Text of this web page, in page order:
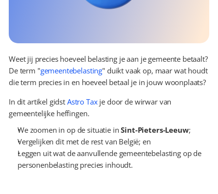
Weet jij precies hoeveel belasting je aan je gemeente betaalt?
De term "gemeentebelasting" duikt vaak op, maar wat houdt
die term precies in en hoeveel betaal je in jouw woonplaats?
In dit artikel gidst Astro Tax je door de wirwar van
gemeentelijke heffingen.
We zoomen in op de situatie in Sint-Pieters-Leeuw;
Vergelijken dit met de rest van België; en
Leggen uit wat de aanvullende gemeentebelasting op de
personenbelasting precies inhoudt.